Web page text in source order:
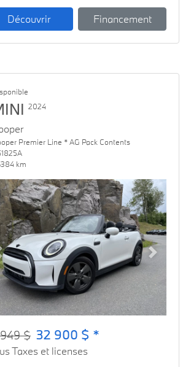
Découvrir Financement
2024
Premier Line * AG Pack Contents
km
Next
$ 32 900 $ *
Taxes et licenses